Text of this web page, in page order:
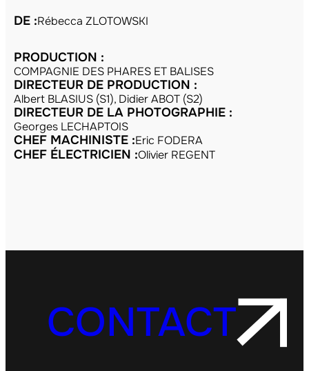
DE :Rébecca ZLOTOWSKI
PRODUCTION :
COMPAGNIE DES PHARES ET BALISES
DIRECTEUR DE PRODUCTION :
Albert BLASIUS (S1), Didier ABOT (S2)
DIRECTEUR DE LA PHOTOGRAPHIE :
Georges LECHAPTOIS
CHEF MACHINISTE :Eric FODERA
CHEF ÉLECTRICIEN :Olivier REGENT
CONTACT